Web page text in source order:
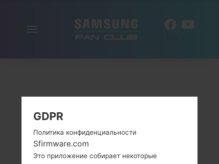
GDPR
Политика конфиденциальности
Sfirmware.com
Это приложение собирает некоторые